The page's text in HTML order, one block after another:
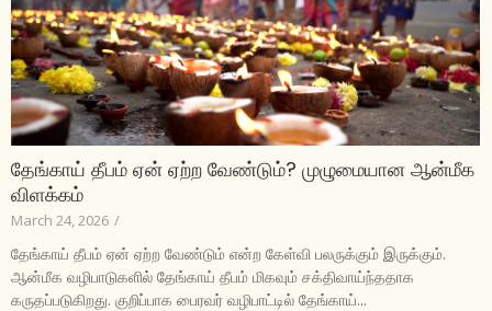
தேங்காய் தீபம் ஏன் ஏற்ற வேண்டும்? முழுமையான ஆன்மீக
விளக்கம்
March 24, 2026 /
தேங்காய் தீபம் ஏன் ஏற்ற வேண்டும் என்ற கேள்வி பலருக்கும் இருக்கும்.
ஆன்மீக வழிபாடுகளில் தேங்காய் தீபம் மிகவும் சக்திவாய்ந்ததாக
கருதப்படுகிறது. குறிப்பாக பைரவர் வழிபாட்டில் தேங்காய்...